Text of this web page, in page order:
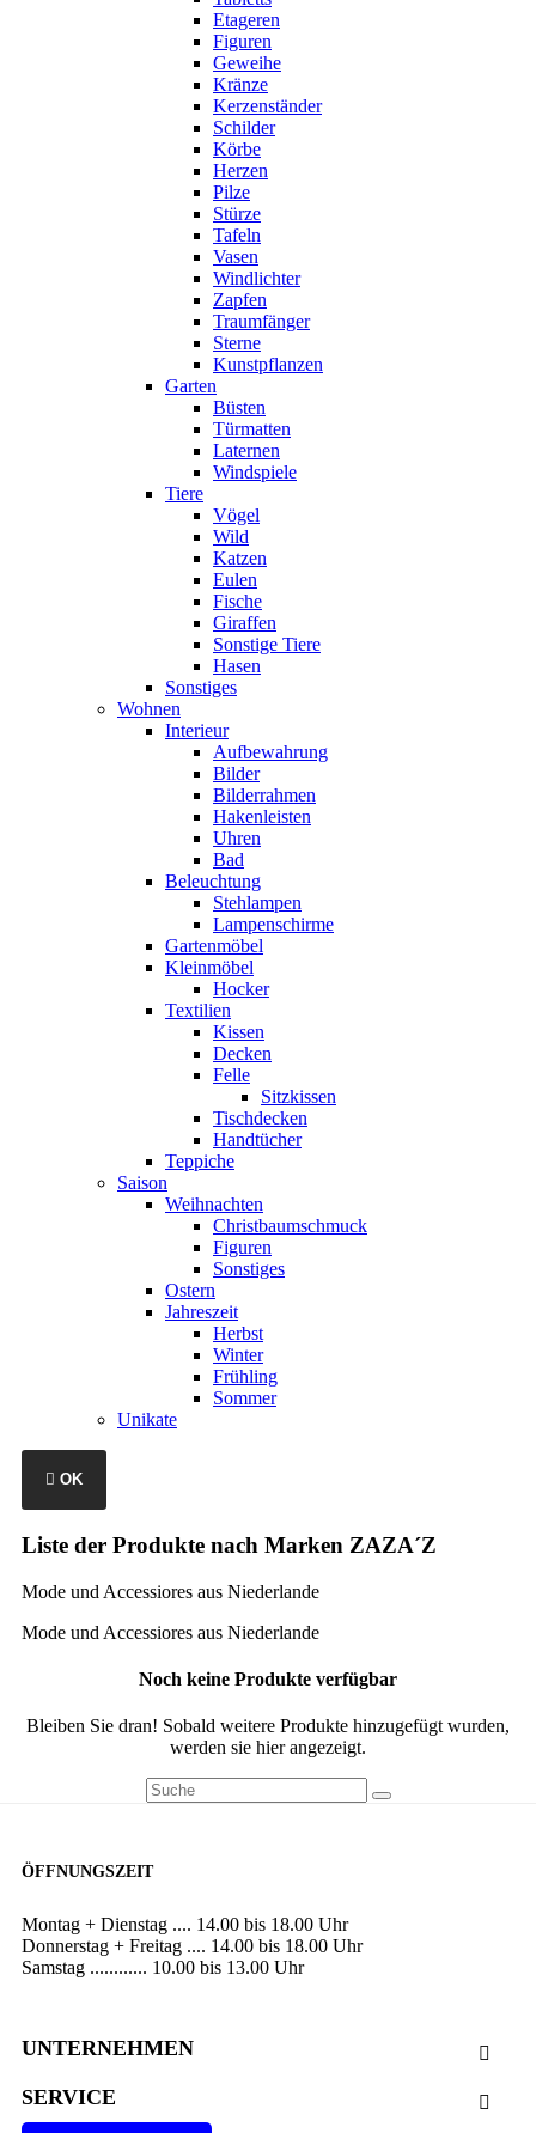
Etageren
Figuren
Geweihe
Kränze
Kerzenständer
Schilder
Körbe
Herzen
Pilze
Stürze
Tafeln
Vasen
Windlichter
Zapfen
Traumfänger
Sterne
Kunstpflanzen
Garten
Büsten
Türmatten
Laternen
Windspiele
Tiere
Vögel
Wild
Katzen
Eulen
Fische
Giraffen
Sonstige Tiere
Hasen
Sonstiges
Wohnen
Interieur
Aufbewahrung
Bilder
Bilderrahmen
Hakenleisten
Uhren
Bad
Beleuchtung
Stehlampen
Lampenschirme
Gartenmöbel
Kleinmöbel
Hocker
Textilien
Kissen
Decken
Felle
Sitzkissen
Tischdecken
Handtücher
Teppiche
Saison
Weihnachten
Christbaumschmuck
Figuren
Sonstiges
Ostern
Jahreszeit
Herbst
Winter
Frühling
Sommer
Unikate
 OK
Liste der Produkte nach Marken ZAZA´Z
Mode und Accessiores aus Niederlande
Mode und Accessiores aus Niederlande
Noch keine Produkte verfügbar
Bleiben Sie dran! Sobald weitere Produkte hinzugefügt wurden,
werden sie hier angezeigt.
ÖFFNUNGSZEIT
Montag + Dienstag .... 14.00 bis 18.00 Uhr
Donnerstag + Freitag .... 14.00 bis 18.00 Uhr
Samstag ............ 10.00 bis 13.00 Uhr
UNTERNEHMEN 
SERVICE 